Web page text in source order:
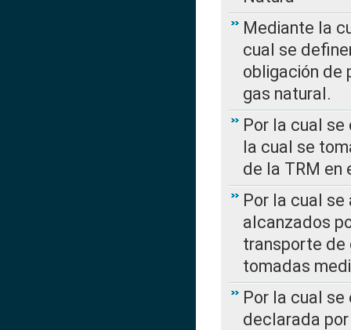
Mediante la
cual se
obligación de
gas natural.
Por la cual se
la cual se
de la TRM en
Por la cual
alcanzados
transporte de
tomadas
Por la cual
declarada